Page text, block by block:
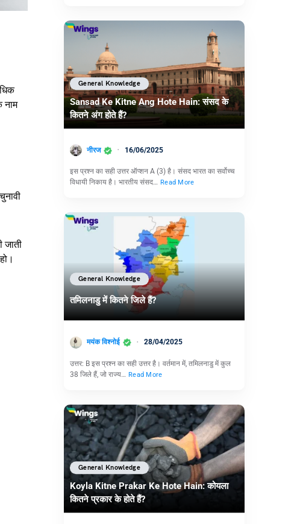
नाम
जाती
General Knowledge
Sansad Ke Kitne Ang Hote Hain: संसद के
कितने अंग होते हैं?
नीरज 16/06/2025
इस प्रश्न का सही उत्तर ऑप्शन A (3) है। संसद भारत का सर्वोच्‍च
विधायी निकाय है। भारतीय संसद… Read More
General Knowledge
तमिलनाडु में कितने जिले हैं?
मयंक विश्नोई 28/04/2025
उत्तर: B इस प्रश्न का सही उत्तर है। वर्तमान में, तमिलनाडु में कुल
38 जिले हैं, जो राज्य… Read More
General Knowledge
Koyla Kitne Prakar Ke Hote Hain: कोयला
कितने प्रकार के होते हैं?